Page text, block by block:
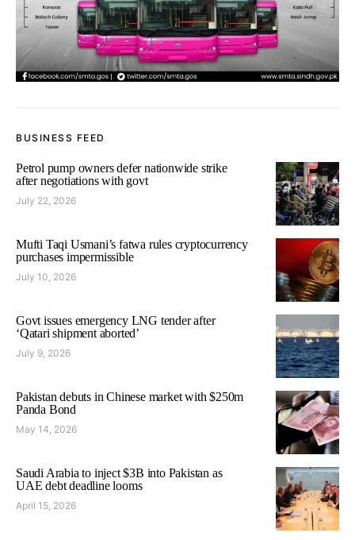
BUSINESS FEED
Petrol pump owners defer nationwide strike
after negotiations with govt
July 22, 2026
Mufti Taqi Usmani’s fatwa rules cryptocurrency
purchases impermissible
July 10, 2026
Govt issues emergency LNG tender after
‘Qatari shipment aborted’
July 9, 2026
Pakistan debuts in Chinese market with $250m
Panda Bond
May 14, 2026
Saudi Arabia to inject $3B into Pakistan as
UAE debt deadline looms
April 15, 2026